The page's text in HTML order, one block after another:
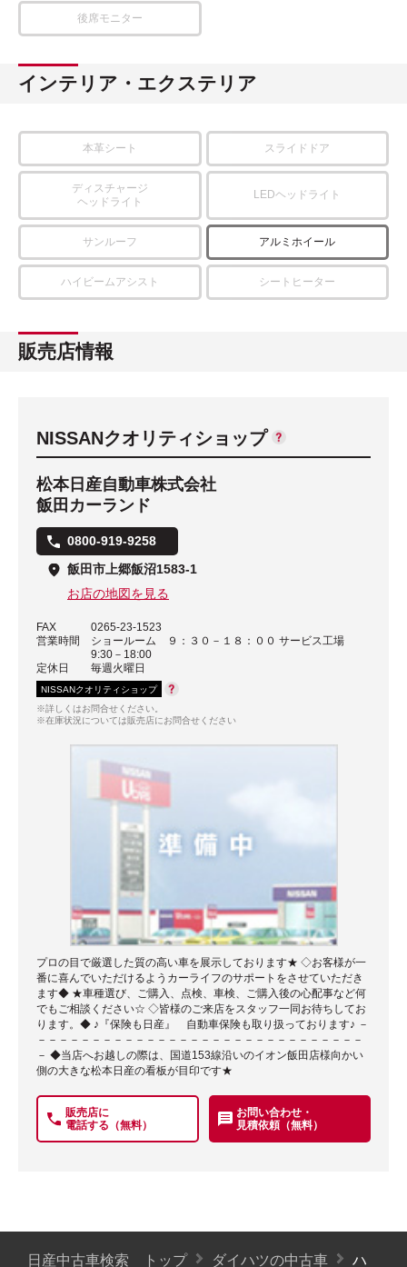
後席モニター
インテリア・エクステリア
本革シート スライドドア
ディスチャージ
ヘッドライト
LEDヘッドライト
サンルーフ アルミホイール
ハイビームアシスト シートヒーター
販売店情報
NISSANクオリティショップ
松本日産自動車株式会社
飯田カーランド
0800-919-9258
飯田市上郷飯沼1583-1
お店の地図を見る
FAX
0265-23-1523
営業時間
ショールーム ９：３０－１８：００ サービス工場
9:30－18:00
定休日
毎週火曜日
NISSANクオリティショップ
※詳しくはお問合せください。
※在庫状況については販売店にお問合せください
プロの目で厳選した質の高い車を展示しております★ ◇お客様が一
番に喜んでいただけるようカーライフのサポートをさせていただき
ます◆ ★車種選び、ご購入、点検、車検、ご購入後の心配事など何
でもご相談ください☆ ◇皆様のご来店をスタッフ一同お待ちしてお
ります。◆ ♪『保険も日産』 自動車保険も取り扱っております♪ －
－－－－－－－－－－－－－－－－－－－－－－－－－－－－－－
－ ◆当店へお越しの際は、国道153線沿いのイオン飯田店様向かい
側の大きな松本日産の看板が目印です★
販売店に
電話する（無料）
お問い合わせ・
見積依頼（無料）
日産中古車検索 トップ ダイハツの中古車 ハ